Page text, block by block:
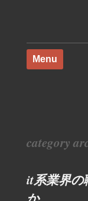
Menu
Skip to content
category
it系業界の